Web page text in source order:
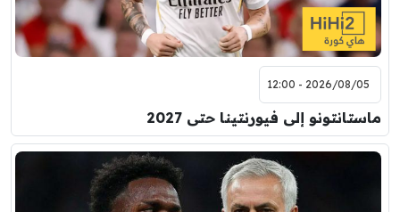
2026/08/05 - 12:00
ماستانتونو إلى فيورنتينا حتى 2027